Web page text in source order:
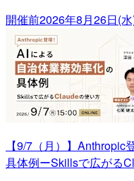
開催前2026年8月26日(
【9/7（月）】
具体例ーSkillsで広がる